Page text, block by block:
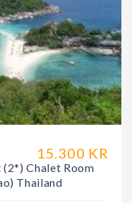
15.300 KR
(2*) Chalet Room
Thailand